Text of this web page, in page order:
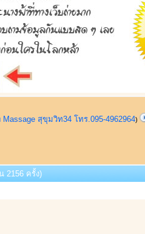
Massage สุขุมวิท34 โทร.095-4962964)
2156 ครั้ง)